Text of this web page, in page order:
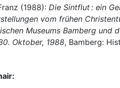
(1988): Die Sintflut : ein
vom frühen
Museums Bamberg und
Oktober, 1988, Bamberg: